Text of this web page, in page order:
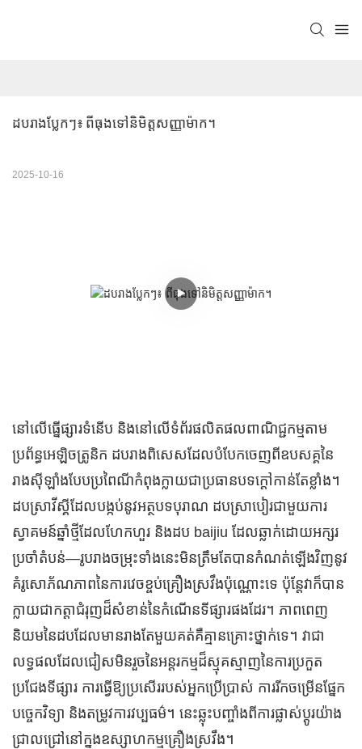
ដបរាងប្លែកៗ៖ ពីធុងទៅនិមិត្តសញ្ញាម៉ាក។
2025-10-16
នៅលើធ្នើផ្សារទំនើប និងនៅលើទំព័រផលិតផលពាណិជ្ជកម្មតាម
ប្រព័ន្ធអេឡិចត្រូនិក ដបរាងពិសេសដែលបំបែកចេញពីឧបសគ្គនៃ
រាងស៊ីឡាំងបែបប្រពៃណីកំពុងក្លាយជាប្រធានបទក្តៅកាន់តែខ្លាំង។
ដបស្រាវីស្គីដែលបង្កប់នូវអត្ថបទបុរាណ ដបស្រាបៀរជាមួយការ
ស្វាគមន៍ឆ្នាំថ្មីដែលហែកហួរ និងដប baijiu ដែលឆ្លាក់ដោយអក្សរ
ប្រចាំតំបន់—រូបរាងចម្រុះទាំងនេះមិនត្រឹមតែបានកំណត់ឡើងវិញនូវ
គំរូសោភ័ណភាពនៃការវេចខ្ចប់គ្រឿងស្រវឹងប៉ុណ្ណោះទេ ប៉ុន្តែវាក៏បាន
ក្លាយជាកត្តាជំរុញដ៏សំខាន់នៃកំណើនទីផ្សារផងដែរ។ ភាពពេញ
និយមនៃដបដែលមានរាងតែមួយគត់គឺគ្មានគ្រោះថ្នាក់ទេ។ វាជា
លទ្ធផលដែលជៀសមិនរួចនៃអន្តរកម្មដ៏ស្មុគស្មាញនៃការប្រកួត
ប្រជែងទីផ្សារ ការធ្វើឱ្យប្រសើររបស់អ្នកប្រើប្រាស់ ការរីកចម្រើនផ្នែក
បច្ចេកវិទ្យា និងតម្រូវការវប្បធម៌។ នេះឆ្លុះបញ្ចាំងពីការផ្លាស់ប្តូរយ៉ាង
ជ្រាលជ្រៅនៅក្នុងឧស្សាហកម្មគ្រឿងស្រវឹង។